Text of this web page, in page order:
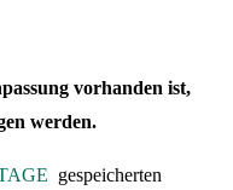
vorhanden ist,
werden.
gespeicherten